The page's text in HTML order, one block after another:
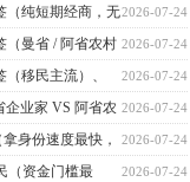
）
2026-07-24
（纯短期经商，无
2026-07-24
（曼省 / 阿省农村
永居，重点）
2026-07-24
移民主流）、
科创工签、ICT 跨国高管工
2026-07-24
企业家 VS 阿省农
业家 四合一详细对比
方政策）
2026-07-24
身份速度最快，
2026-07-24
（资金门槛最